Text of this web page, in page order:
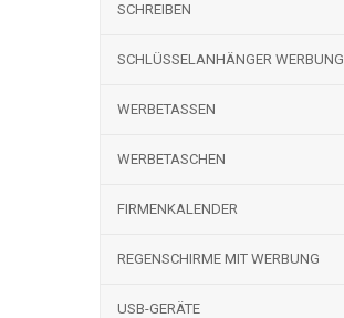
SCHREIBEN
SCHLÜSSELANHÄNGER WERBUNG
WERBETASSEN
WERBETASCHEN
FIRMENKALENDER
REGENSCHIRME MIT WERBUNG
USB-GERÄTE